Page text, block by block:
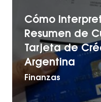
Cómo
Resumen de
Tarjeta de
Argentina
Finanzas